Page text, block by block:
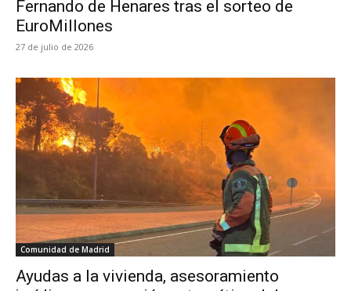
Fernando de Henares tras el sorteo de
EuroMillones
27 de julio de 2026
Comunidad de Madrid
Ayudas a la vivienda, asesoramiento